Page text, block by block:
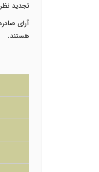
تجدید
آرای
هستند.